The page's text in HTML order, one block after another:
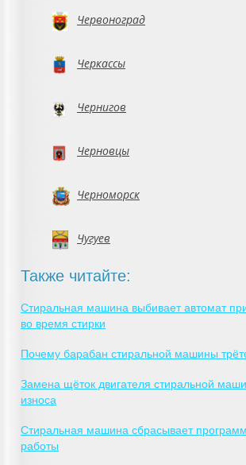
Червоноград
Черкассы
Чернигов
Черновцы
Черноморск
Чугуев
Также читайте:
Стиральная машина выбивает автомат
во время стирки
Почему барабан стиральной машины
Замена щёток двигателя стиральной
износа
Стиральная машина сбрасывает
работы